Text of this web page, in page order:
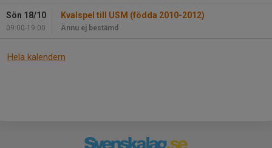
Sön 18/10
09:00-19:00
Kvalspel till USM (födda 2010-2012)
Ännu ej bestämd
Hela kalendern